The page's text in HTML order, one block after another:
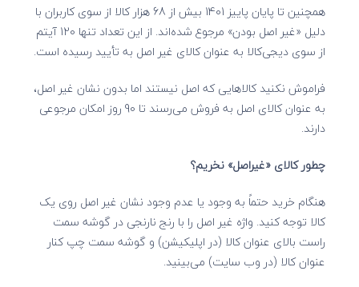
همچنین تا پایان پاییز 1401 بیش از 68 هزار کالا از سوی کاربران با
دلیل «غیر اصل بودن» مرجوع شده‌اند. از این تعداد تنها 120 آیتم
از سوی دیجی‌کالا به عنوان کالای غیر اصل به تأیید رسیده است.
فراموش نکنید کالاهایی که اصل نیستند اما بدون نشان غیر اصل،
به عنوان کالای اصل به فروش می‌رسند تا 90 روز امکان مرجوعی
دارند.
چطور کالای «غیراصل» نخریم؟
هنگام خرید حتماً به وجود یا عدم وجود نشان غیر اصل روی یک
کالا توجه کنید. واژه غیر اصل را با رنج نارنجی در گوشه سمت
راست بالای عنوان کالا (در اپلیکیشن) و گوشه سمت چپ کنار
عنوان کالا (در وب سایت) می‌بینید.